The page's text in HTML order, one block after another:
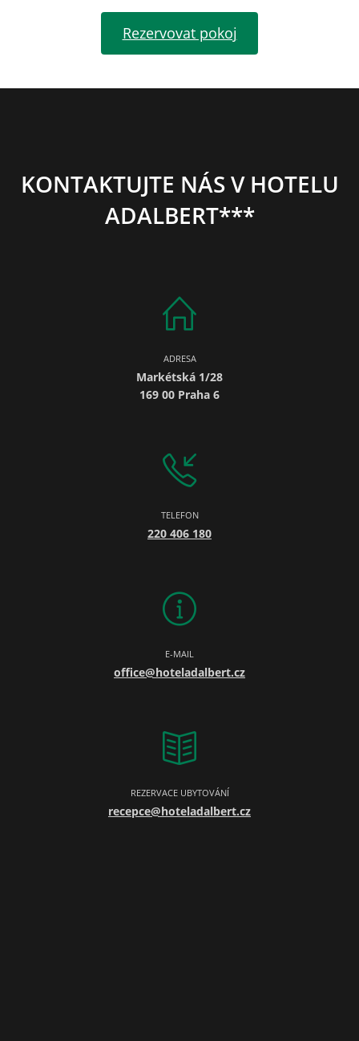
Rezervovat pokoj
KONTAKTUJTE NÁS V HOTELU
ADALBERT***
ADRESA
Markétská 1/28
169 00 Praha 6
TELEFON
220 406 180
E-MAIL
office@hoteladalbert.cz
REZERVACE UBYTOVÁNÍ
recepce@hoteladalbert.cz